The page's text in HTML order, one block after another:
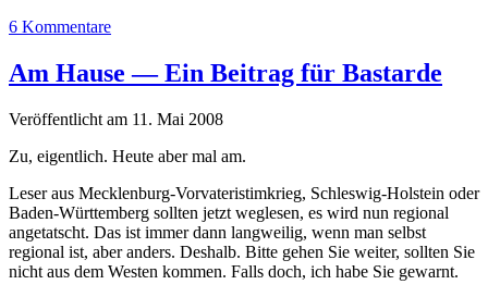
6 Kommentare
Am Hause — Ein Beitrag für Bastarde
Veröffentlicht am 11. Mai 2008
Zu, eigentlich. Heute aber mal am.
Leser aus Mecklenburg-Vorvateristimkrieg, Schleswig-Holstein oder
Baden-Württemberg sollten jetzt weglesen, es wird nun regional
angetatscht. Das ist immer dann langweilig, wenn man selbst
regional ist, aber anders. Deshalb. Bitte gehen Sie weiter, sollten Sie
nicht aus dem Westen kommen. Falls doch, ich habe Sie gewarnt.